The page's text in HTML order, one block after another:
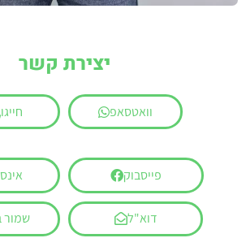
יצירת קשר
וואטסאפ חייגו
פייסבוק
דוא"ל שמור